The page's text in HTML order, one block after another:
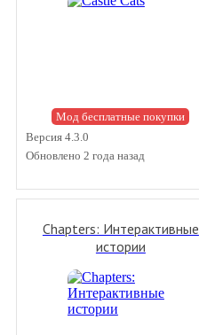
Мод бесплатные покупки
Версия 4.3.0
Обновлено 2 года назад
Chapters: Интерактивные
истории